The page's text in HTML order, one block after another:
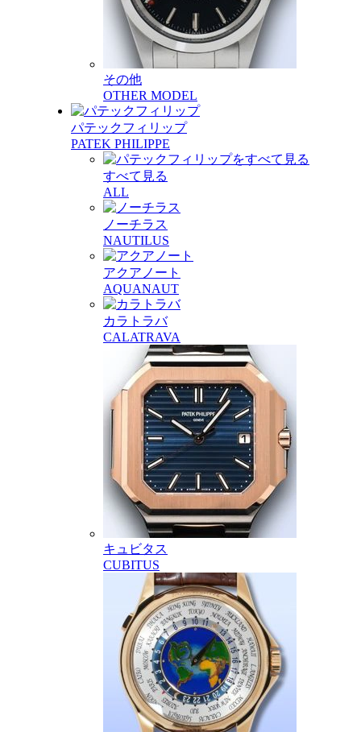
その他
OTHER MODEL
パテックフィリップ
PATEK PHILIPPE
すべて見る
ALL
ノーチラス
NAUTILUS
アクアノート
AQUANAUT
カラトラバ
CALATRAVA
キュビタス
CUBITUS